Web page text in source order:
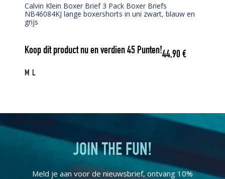
Calvin Klein Boxer Brief 3 Pack Boxer Briefs
NB46084KJ lange boxershorts in uni zwart, blauw en
grijs
Koop dit product nu en verdien45 Punten!44,90€
M L
JOIN THE FUN!
Meld je aan voor de nieuwsbrief, ontvang 10%